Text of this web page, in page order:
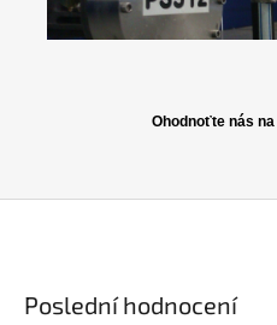
Poslední hodnocení